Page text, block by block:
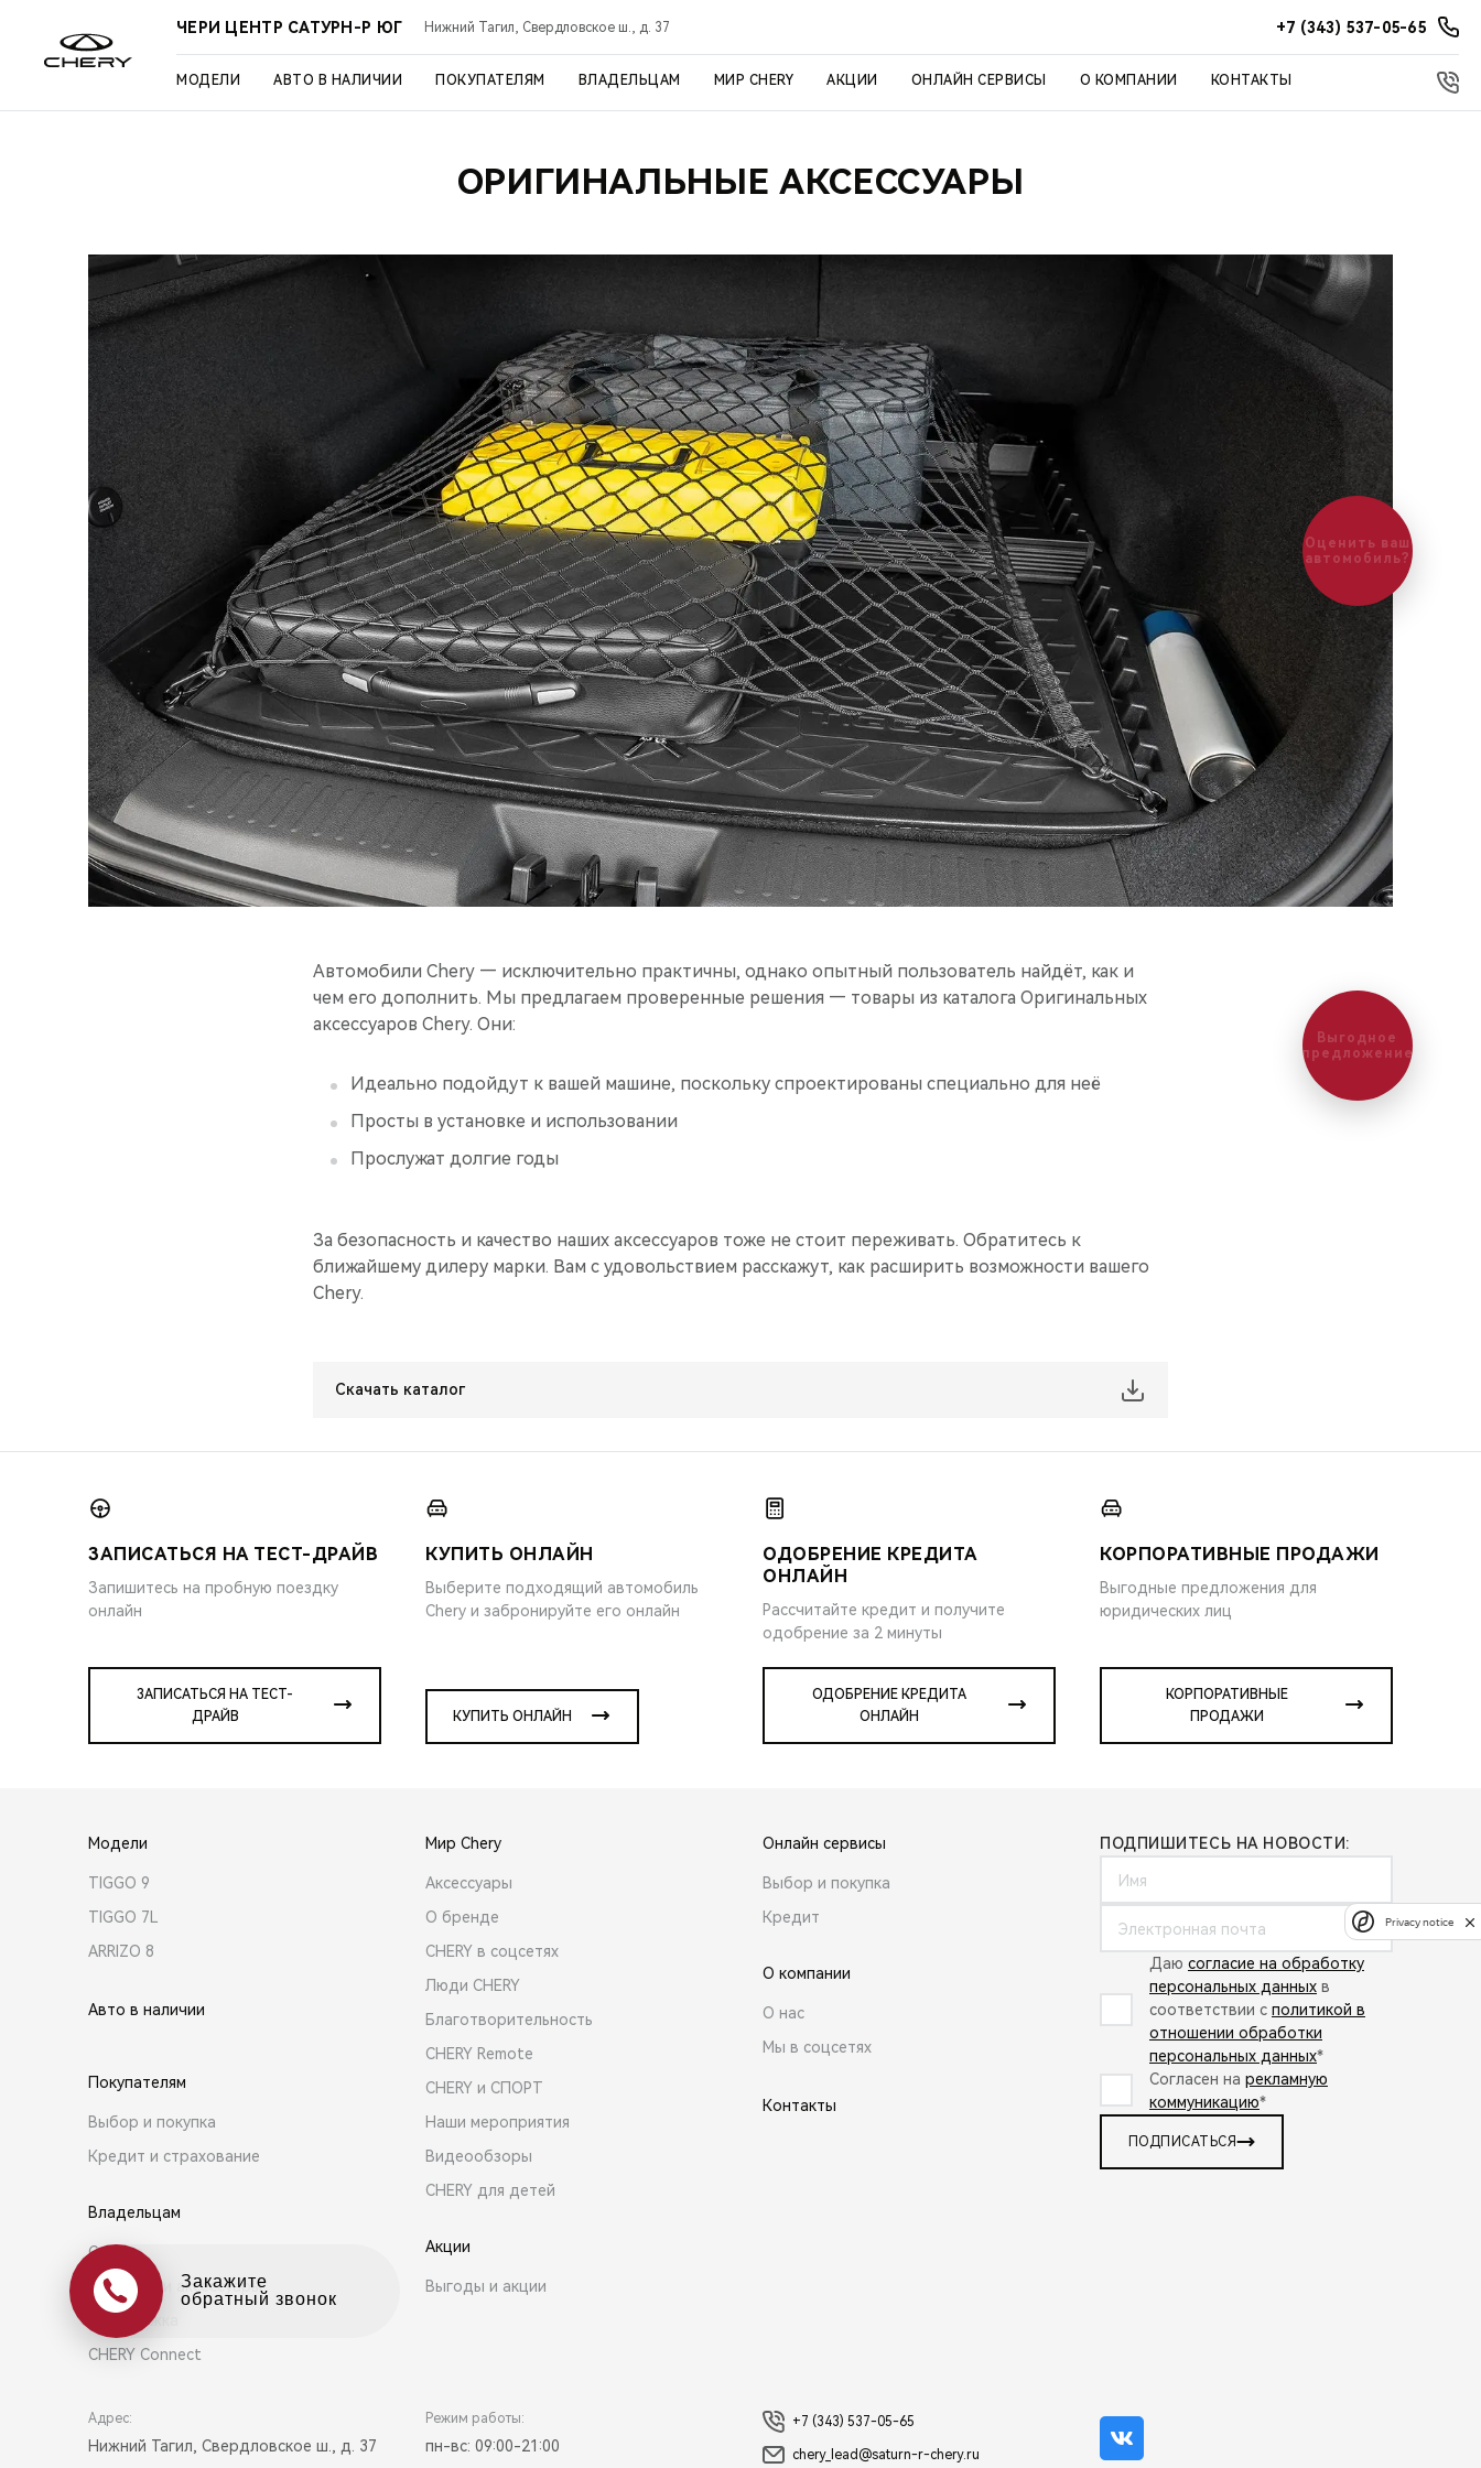
ЧЕРИ ЦЕНТР САТУРН-Р ЮГ Нижний Тагил, Свердловское ш., д. 37 +7 (343) 537-05-65
МОДЕЛИ АВТО В НАЛИЧИИ ПОКУПАТЕЛЯМ ВЛАДЕЛЬЦАМ МИР CHERY АКЦИИ ОНЛАЙН СЕРВИСЫ О КОМПАНИИ КОНТАКТЫ
ОРИГИНАЛЬНЫЕ АКСЕССУАРЫ
Автомобили Chery — исключительно практичны, однако опытный пользователь найдёт, как и
чем его дополнить. Мы предлагаем проверенные решения — товары из каталога Оригинальных
аксессуаров Chery. Они:
Идеально подойдут к вашей машине, поскольку спроектированы специально для неё
Просты в установке и использовании
Прослужат долгие годы
За безопасность и качество наших аксессуаров тоже не стоит переживать. Обратитесь к
ближайшему дилеру марки. Вам с удовольствием расскажут, как расширить возможности вашего
Chery.
Скачать каталог
ЗАПИСАТЬСЯ НА ТЕСТ-ДРАЙВ
Запишитесь на пробную поездку
онлайн
ЗАПИСАТЬСЯ НА ТЕСТ-
ДРАЙВ
КУПИТЬ ОНЛАЙН
Выберите подходящий автомобиль
Chery и забронируйте его онлайн
КУПИТЬ ОНЛАЙН
ОДОБРЕНИЕ КРЕДИТА
ОНЛАЙН
Рассчитайте кредит и получите
одобрение за 2 минуты
ОДОБРЕНИЕ КРЕДИТА
ОНЛАЙН
КОРПОРАТИВНЫЕ ПРОДАЖИ
Выгодные предложения для
юридических лиц
КОРПОРАТИВНЫЕ
ПРОДАЖИ
Модели
TIGGO 9
TIGGO 7L
ARRIZO 8
Авто в наличии
Покупателям
Выбор и покупка
Кредит и страхование
Владельцам
Сервис
Запчасти и аксессуары
Поддержка
CHERY Connect
Мир Chery
Аксессуары
О бренде
CHERY в соцсетях
Люди CHERY
Благотворительность
CHERY Remote
CHERY и СПОРТ
Наши мероприятия
Видеообзоры
CHERY для детей
Акции
Выгоды и акции
Онлайн сервисы
Выбор и покупка
Кредит
О компании
О нас
Мы в соцсетях
Контакты
ПОДПИШИТЕСЬ НА НОВОСТИ:
Даю согласие на обработку
персональных данных в
соответствии с политикой в
отношении обработки
персональных данных*
Согласен на рекламную
коммуникацию*
ПОДПИСАТЬСЯ
Адрес:
Нижний Тагил, Свердловское ш., д. 37
Режим работы:
пн-вс: 09:00-21:00
+7 (343) 537-05-65
chery_lead@saturn-r-chery.ru
Оцените свой авто
в обмен на новый
Оценить ваш
автомобиль?
Выгодное
предложение
Privacy notice